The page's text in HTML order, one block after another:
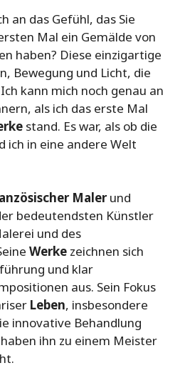
an das Gefühl, das Sie
Mal ein Gemälde von
haben? Diese einzigartige
Bewegung und Licht, die
kann mich noch genau an
als ich das erste Mal
stand. Es war, als ob die
ich in eine andere Welt
Malerund
bedeutendsten Künstler
und des
Werke zeichnen sich
und klar
aus. Sein Fokus
Leben, insbesondere
innovative Behandlung
ihn zu einem Meister